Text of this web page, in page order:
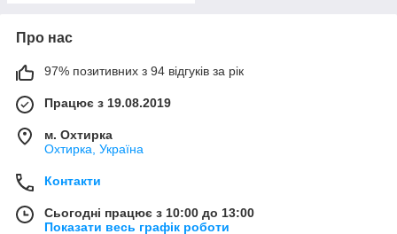
Про нас
97% позитивних з 94 відгуків за рік
Працює з 19.08.2019
м. Охтирка
Охтирка, Україна
Контакти
Сьогодні працює з 10:00 до 13:00
Показати весь графік роботи